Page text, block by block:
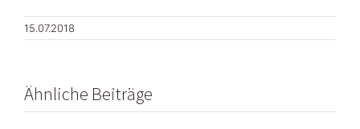
15.07.2018
Ähnliche Beiträge